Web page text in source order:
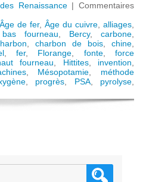
Renaissance|Commentaires
Âge de fer, Âge du cuivre, alliages,
bas fourneau, Bercy,carbone,
, charbon de bois, chine,
,fer, Florange, fonte,force
fourneau, Hittites, invention,
, Mésopotamie, méthode
, progrès, PSA, pyrolyse,